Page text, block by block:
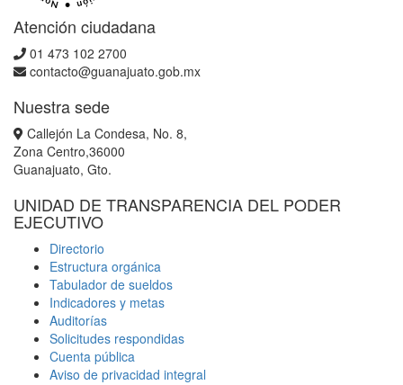
Atención ciudadana
01 473 102 2700
contacto@guanajuato.gob.mx
Nuestra sede
Callejón La Condesa, No. 8,
Zona Centro,36000
Guanajuato, Gto.
UNIDAD DE TRANSPARENCIA DEL PODER
EJECUTIVO
Directorio
Estructura orgánica
Tabulador de sueldos
Indicadores y metas
Auditorías
Solicitudes respondidas
Cuenta pública
Aviso de privacidad integral